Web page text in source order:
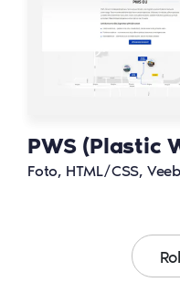
PWS (Plastic
Foto, HTML/CSS,